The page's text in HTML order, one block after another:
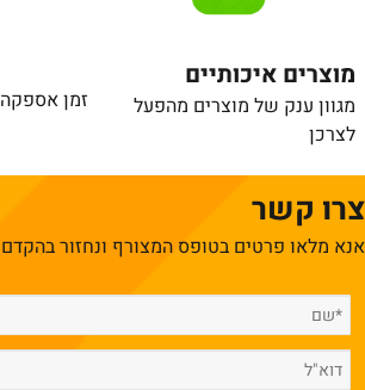
מוצרים איכותיים
מגוון ענק של מוצרים מהפעל
לצרכן
זמן אספקה 4עד8 ימים
צרו קשר
אנא מלאו פרטים בטופס המצורף ונחזור בהקדם